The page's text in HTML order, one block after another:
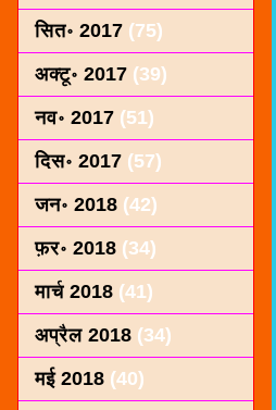
सित॰ 2017 (75)
अक्टू॰ 2017 (39)
नव॰ 2017 (51)
दिस॰ 2017 (57)
जन॰ 2018 (42)
फ़र॰ 2018 (34)
मार्च 2018 (41)
अप्रैल 2018 (34)
मई 2018 (40)